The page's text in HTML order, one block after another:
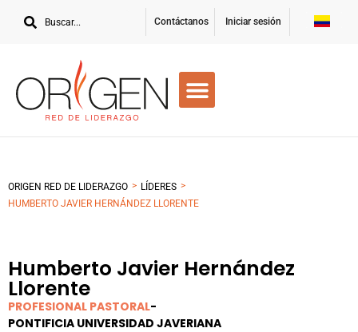
Contáctanos Iniciar sesión
ORIGEN RED DE LIDERAZGO > LÍDERES >
HUMBERTO JAVIER HERNÁNDEZ LLORENTE
Humberto Javier Hernández
Llorente
PROFESIONAL PASTORAL-
PONTIFICIA UNIVERSIDAD JAVERIANA